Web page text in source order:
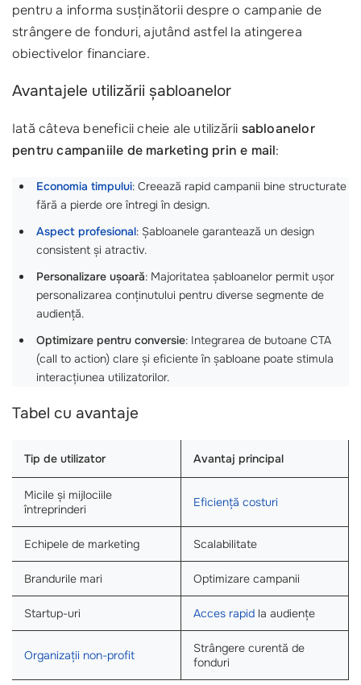
pentru a informa susținătorii despre o campanie de
strângere de fonduri, ajutând astfel la atingerea
obiectivelor financiare.
Avantajele utilizării șabloanelor
Iată câteva beneficii cheie ale utilizării sabloanelor
pentru campaniile de marketing prin e mail:
Economia timpului: Creează rapid campanii bine structurate
fără a pierde ore întregi în design.
Aspect profesional: Șabloanele garantează un design
consistent și atractiv.
Personalizare ușoară: Majoritatea șabloanelor permit ușor
personalizarea conținutului pentru diverse segmente de
audiență.
Optimizare pentru conversie: Integrarea de butoane CTA
(call to action) clare și eficiente în șabloane poate stimula
interacțiunea utilizatorilor.
Tabel cu avantaje
Tip de utilizator Avantaj principal
Micile și mijlociile
întreprinderi
Eficiență costuri
Echipele de marketing Scalabilitate
Brandurile mari Optimizare campanii
Startup-uri Acces rapid la audiențe
Organizații non-profit
Strângere curentă de
fonduri